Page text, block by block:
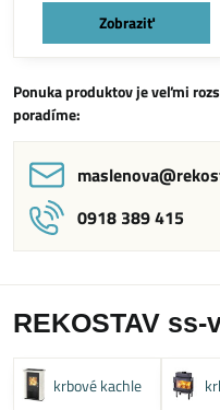
Zobraziť
Ponuka produktov je veľmi
poradíme:
0918 389 415
REKOSTAV ss-
krbové kachle